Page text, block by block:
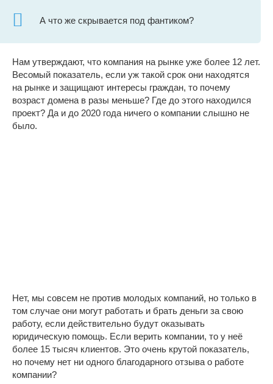
А что же скрывается под фантиком?
Нам утверждают, что компания на рынке уже более 12 лет.
Весомый показатель, если уж такой срок они находятся
на рынке и защищают интересы граждан, то почему
возраст домена в разы меньше? Где до этого находился
проект? Да и до 2020 года ничего о компании слышно не
было.
Нет, мы совсем не против молодых компаний, но только в
том случае они могут работать и брать деньги за свою
работу, если действительно будут оказывать
юридическую помощь. Если верить компании, то у неё
более 15 тысяч клиентов. Это очень крутой показатель,
но почему нет ни одного благодарного отзыва о работе
компании?